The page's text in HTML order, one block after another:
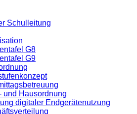
Schulleitung
G8
G9
und Hausordnung
digitaler Endgeräte­nutzung